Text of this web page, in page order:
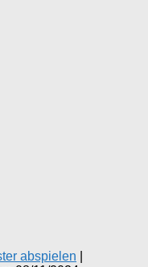
abspielen